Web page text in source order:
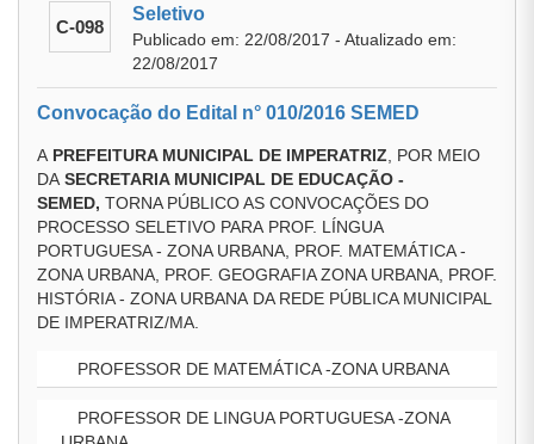
C-098
Seletivo
Publicado em: 22/08/2017 - Atualizado em:
22/08/2017
Convocação do Edital n° 010/2016 SEMED
A PREFEITURA MUNICIPAL DE IMPERATRIZ , POR MEIO
DA SECRETARIA MUNICIPAL DE EDUCAÇÃO -
SEMED, TORNA PÚBLICO AS CONVOCAÇÕES DO
PROCESSO SELETIVO PARA PROF. LÍNGUA
PORTUGUESA - ZONA URBANA, PROF. MATEMÁTICA -
ZONA URBANA, PROF. GEOGRAFIA ZONA URBANA, PROF.
HISTÓRIA - ZONA URBANA DA REDE PÚBLICA MUNICIPAL
DE IMPERATRIZ/MA.
PROFESSOR DE MATEMÁTICA -ZONA URBANA
PROFESSOR DE LINGUA PORTUGUESA -ZONA